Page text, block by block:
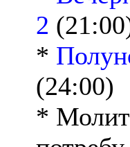
2
*
(24:00)
*